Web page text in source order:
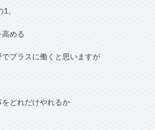
。
める
プラスに働くと思いますが
どれだけやれるか